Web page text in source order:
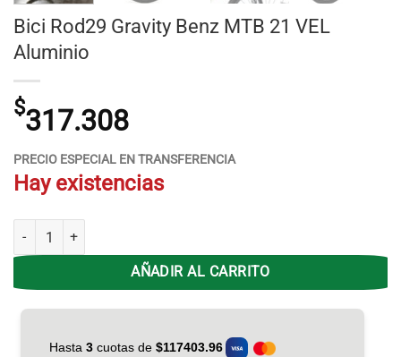
Bici Rod29 Gravity Benz MTB 21 VEL
Aluminio
$317.308
PRECIO ESPECIAL EN TRANSFERENCIA
Hay existencias
Bici Rod29 Gravity Benz MTB 21 VEL Aluminio cantidad
AÑADIR AL CARRITO